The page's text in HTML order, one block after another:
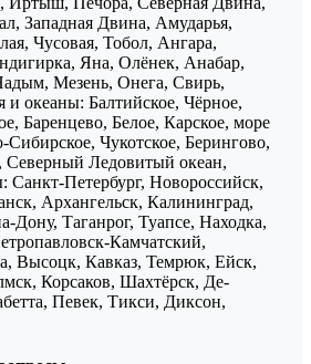
Западная Двина, Амударья,
Чусовая, Тобол, Ангара,
Яна, Олёнек, Анабар,
Мезень, Онега, Свирь,
океаны: Балтийское, Чёрное,
Баренцево, Белое, Карское, море
Чукотское, Берингово,
Северный Ледовитый океан,
Петербург, Новороссийск,
Архангельск, Калининград,
Дону, Таганрог, Туапсе, Находка,
Камчатский,
Высоцк, Кавказ, Темрюк, Ейск,
Корсаков, Шахтёрск, Де-
Певек, Тикси, Диксон,